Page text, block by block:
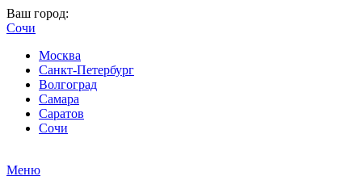
Ваш город:
Сочи
Москва
Санкт-Петербург
Волгоград
Самара
Саратов
Сочи
Меню